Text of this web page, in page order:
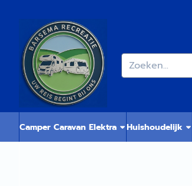
Zoeken
Camper Caravan Elektra Huishoudelijk